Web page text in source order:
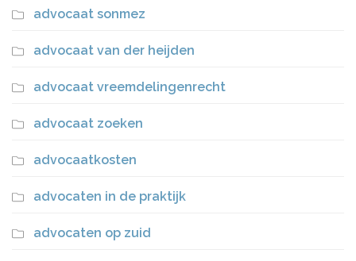
advocaat sonmez
advocaat van der heijden
advocaat vreemdelingenrecht
advocaat zoeken
advocaatkosten
advocaten in de praktijk
advocaten op zuid